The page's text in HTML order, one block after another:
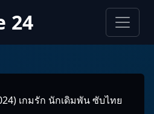
24
เกมรัก นักเดิมพัน ซับไทย